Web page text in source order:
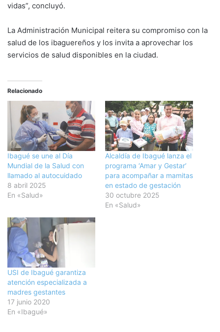
vidas”, concluyó.
La Administración Municipal reitera su compromiso con la
salud de los ibaguereños y los invita a aprovechar los
servicios de salud disponibles en la ciudad.
Relacionado
Ibagué se une al Día
Mundial de la Salud con
llamado al autocuidado
8 abril 2025
En «Salud»
Alcaldía de Ibagué lanza el
programa ‘Amar y Gestar’
para acompañar a mamitas
en estado de gestación
30 octubre 2025
En «Salud»
USI de Ibagué garantiza
atención especializada a
madres gestantes
17 junio 2020
En «Ibagué»